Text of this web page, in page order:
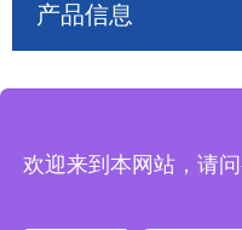
产品信息
欢迎来到本网站，请